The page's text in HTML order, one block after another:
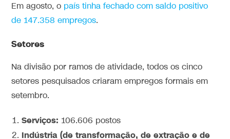
Em agosto, o país tinha fechado com saldo positivo
de 147.358 empregos.
Setores
Na divisão por ramos de atividade, todos os cinco
setores pesquisados criaram empregos formais em
setembro.
Serviços: 106.606 postos
Indústria (de transformação, de extração e de